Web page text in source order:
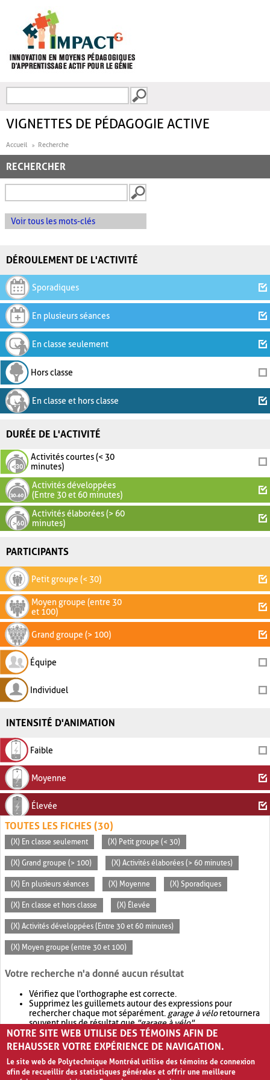
FORMULAIRE DE
VIGNETTES DE PÉDAGOGIE ACTIVE
Accueil Recherche
RECHERCHER
Voir tous les mots-clés
DÉROULEMENT DE L'ACTIVITÉ
Sporadiques
En plusieurs séances
En classe seulement
Hors classe
En classe et hors classe
DURÉE DE L'ACTIVITÉ
Activités courtes (< 30
minutes)
Activités développées
(Entre 30 et 60 minutes)
Activités élaborées (> 60
minutes)
PARTICIPANTS
Petit groupe (< 30)
Moyen groupe (entre 30
et 100)
Grand groupe (> 100)
Équipe
Individuel
INTENSITÉ D'ANIMATION
Faible
Moyenne
Élevée
TOUTES LES FICHES (30)
(X) En classe seulement (X) Petit groupe (< 30)
(X) Grand groupe (> 100) (X) Activités élaborées (> 60 minutes)
(X) En plusieurs séances (X) Moyenne (X) Sporadiques
(X) En classe et hors classe (X) Élevée
(X) Activités développées (Entre 30 et 60 minutes)
(X) Moyen groupe (entre 30 et 100)
Votre recherche n'a donné aucun résultat
Vérifiez que l'orthographe est correcte.
Supprimez les guillemets autour des expressions pour
rechercher chaque mot séparément. garage à véloretournera
souvent plus de résultat que"garage à vélo".
Envisagez d'élargir votre recherche avec OR.garage OR vélo
retournera souvent plus de résultat quegarage à vélo
NOTRE SITE WEB UTILISE DES TÉMOINS AFIN DE
REHAUSSER VOTRE EXPÉRIENCE DE NAVIGATION.
Le site web de Polytechnique Montréal utilise des témoins de connexion
afin de recueillir des statistiques générales et offrir une meilleure